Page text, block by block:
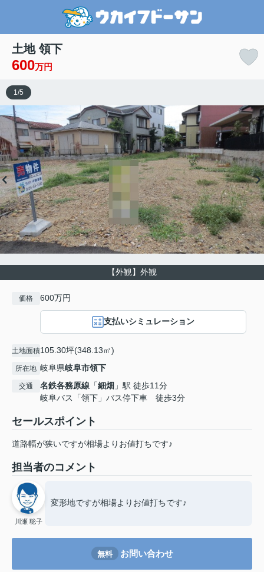
土地 領下
600万円
【外観】外観
1/5
価格 600万円
支払いシミュレーション
土地面積105.30坪(348.13㎡)
所在地 岐阜県岐阜市領下
交通 名鉄各務原線 「細畑 」駅 徒歩11分
岐阜バス「領下」バス停下車 徒歩3分
セールスポイント
道路幅が狭いですが相場よりお値打ちです♪
担当者のコメント
川瀬 聡子
変形地ですが相場よりお値打ちです♪
無料 お問い合わせ